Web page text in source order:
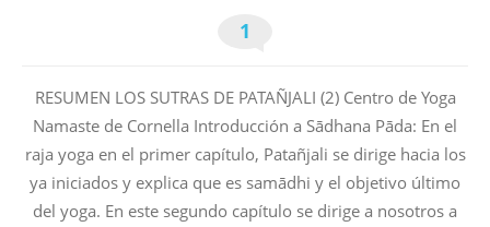
1
RESUMEN LOS SUTRAS DE PATAÑJALI (2) Centro de Yoga
Namaste de Cornella Introducción a Sādhana Pāda: En el
raja yoga en el primer capítulo, Patañjali se dirige hacia los
ya iniciados y explica que es samādhi y el objetivo último
del yoga. En este segundo capítulo se dirige a nosotros a